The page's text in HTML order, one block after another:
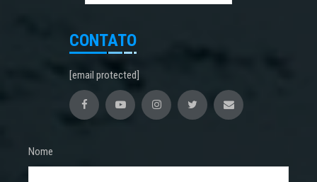
CONTATO
[email protected]
Nome